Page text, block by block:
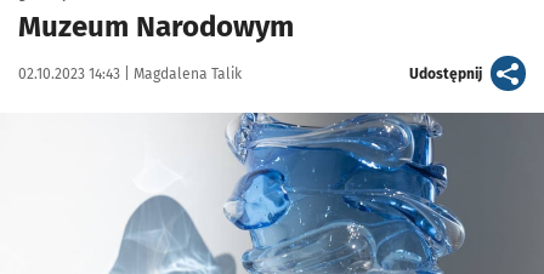
Muzeum Narodowym
Data publikacji:
02.10.2023 14:43 | Autor:
Magdalena Talik Udostępnijartykuł
Kliknij, aby zobaczyć galerię